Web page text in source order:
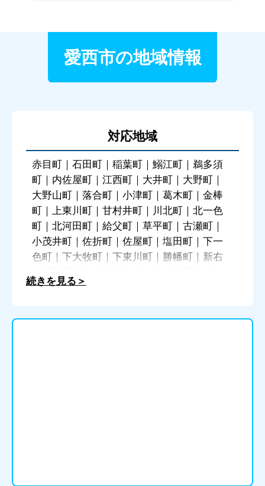
愛西市の地域情報
対応地域
赤目町｜石田町｜稲葉町｜鰯江町｜鵜多須
町｜内佐屋町｜江西町｜大井町｜大野町｜
大野山町｜落合町｜小津町｜葛木町｜金棒
町｜上東川町｜甘村井町｜川北町｜北一色
町｜北河田町｜給父町｜草平町｜古瀬町｜
小茂井町｜佐折町｜佐屋町｜塩田町｜下一
色町｜下大牧町｜下東川町｜勝幡町｜新右
善太新田町｜千引町｜高畑町｜鷹場町｜立
｜西保町｜根高町｜早尾町｜東條町｜東保
続きを見る＞